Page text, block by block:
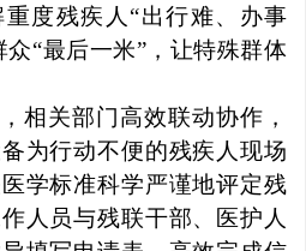
重度残疾人“出行难、办事
“最后一米”，让特殊群体
相关部门高效联动协作，
为行动不便的残疾人现场
学标准科学严谨地评定残
人员与残联干部、医护人